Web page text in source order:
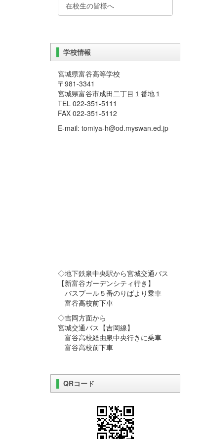
在校生の皆様へ
学校情報
宮城県富谷高等学校
〒981-3341
宮城県富谷市成田二丁目１番地１
TEL 022-351-5111
FAX 022-351-5112
E-mail: tomiya-h@od.myswan.ed.jp
◇地下鉄泉中央駅から宮城交通バス
【新富谷ガーデンシティ行き】
バスプール５番のりばより乗車
富谷高校前下車
◇吉岡方面から
宮城交通バス【吉岡線】
富谷高校経由泉中央行きに乗車
富谷高校前下車
QRコード